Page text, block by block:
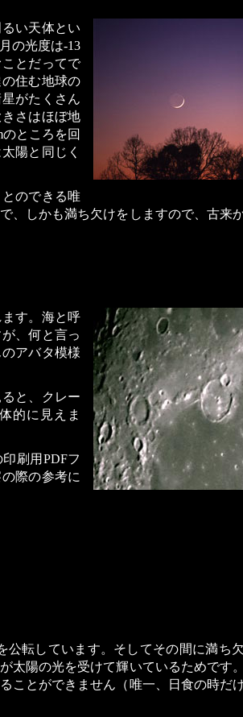
い天体とい
の光度は-13
とだってで
住む地球の
がたくさん
さはほぼ地
ところを回
陽と同じく
のできる唯
、しかも満ち欠けをしますので、古来
す。海と呼
、何と言っ
アバタ模様
と、クレー
的に見えま
刷用PDFフ
際の参考に
公転しています。そしてその間に満ち
太陽の光を受けて輝いているためです
ことができません（唯一、日食の時だ